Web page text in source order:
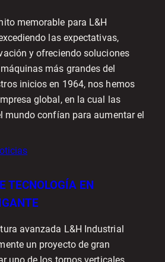
memorable para L&H
las expectativas,
y ofreciendo soluciones
más grandes del
inicios en 1964, nos hemos
global, en la cual las
mundo confían para aumentar el
TECNOLOGÍA EN
avanzada L&H Industrial
un proyecto de gran